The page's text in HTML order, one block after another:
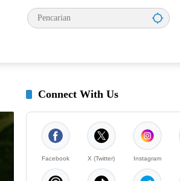
Connect With Us
Facebook X (Twitter) Instagram